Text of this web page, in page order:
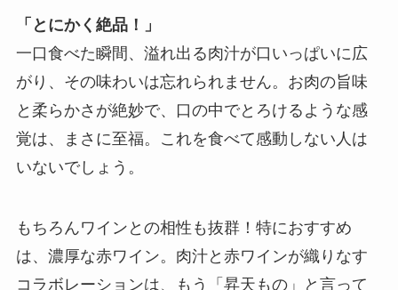
「とにかく絶品！」
一口食べた瞬間、溢れ出る肉汁が口いっぱいに広
がり、その味わいは忘れられません。お肉の旨味
と柔らかさが絶妙で、口の中でとろけるような感
覚は、まさに至福。これを食べて感動しない人は
いないでしょう。
もちろんワインとの相性も抜群！特におすすめ
は、濃厚な赤ワイン。肉汁と赤ワインが織りなす
コラボレーションは、もう「昇天もの」と言って